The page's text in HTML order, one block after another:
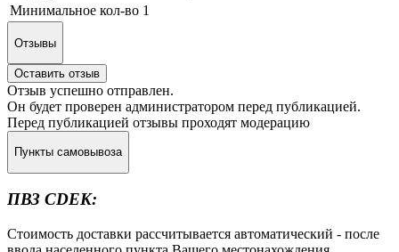
Минимальное кол-во 1
Отзывы
Оставить отзыв
Отзыв успешно отправлен.
Он будет проверен администратором перед публикацией.
Перед публикацией отзывы проходят модерацию
Пункты самовывоза
ПВЗ CDEK:
Стоимость доставки рассчитывается автоматический - после